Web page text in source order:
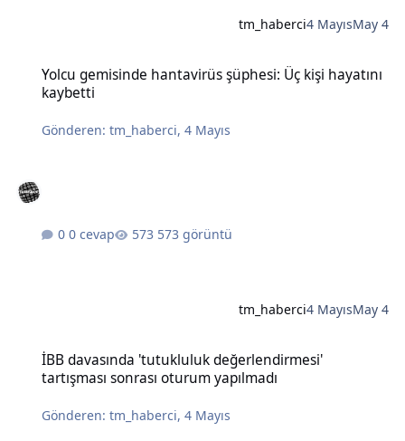
tm_haberci4 MayısMay 4
Yolcu gemisinde hantavirüs şüphesi: Üç kişi hayatını
kaybetti
Gönderen:tm_haberci,4 Mayıs
0 cevap 573 görüntü
tm_haberci4 MayısMay 4
İBB davasında 'tutukluluk değerlendirmesi'
tartışması sonrası oturum yapılmadı
Gönderen:tm_haberci,4 Mayıs